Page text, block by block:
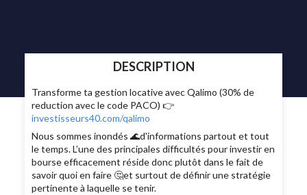
DESCRIPTION
Transforme ta gestion locative avec Qalimo (30% de
reduction avec le code PACO) 👉
investisseurs40.com/qalimo
Nous sommes inondés 🌊d'informations partout et tout
le temps. L’une des principales difficultés pour investir en
bourse efficacement réside donc plutôt dans le fait de
savoir quoi en faire 🤔et surtout de définir une stratégie
pertinente à laquelle se tenir.